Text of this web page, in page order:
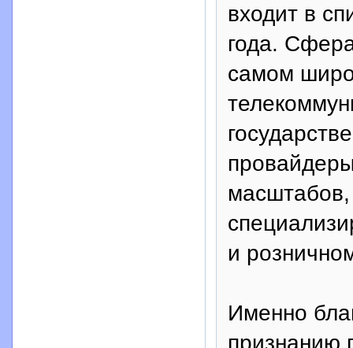
входит в
года.
самом
масштабов,
и
Именно
признанию